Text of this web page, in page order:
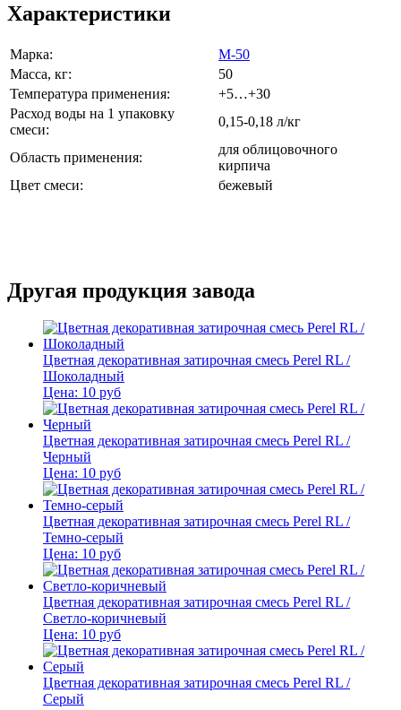
Характеристики
Марка:
М-50
Масса, кг:
50
Температура применения:
+5…+30
Расход воды на 1 упаковку
смеси:
0,15-0,18 л/кг
Область применения:
для облицовочного
кирпича
Цвет смеси:
бежевый
Другая продукция завода
Цветная декоративная затирочная смесь Perel RL /
Шоколадный
Цена: 10 руб
Цветная декоративная затирочная смесь Perel RL /
Черный
Цена: 10 руб
Цветная декоративная затирочная смесь Perel RL /
Темно-серый
Цена: 10 руб
Цветная декоративная затирочная смесь Perel RL /
Светло-коричневый
Цена: 10 руб
Цветная декоративная затирочная смесь Perel RL /
Серый